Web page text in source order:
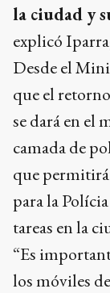
la ciudad y
explicó
Desde el
que el
se dará en el
camada de
que
para la
tareas en la
“Es
los móviles